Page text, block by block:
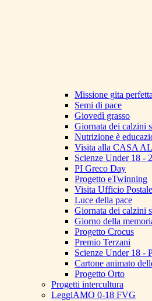
Missione gita perfetta
Semi di pace
Giovedì grasso
Giornata dei calzini
Nutrizione è
Visita alla CASA
Scienze Under 18 -
PI Greco Day
Progetto eTwinning
Visita Ufficio Postale
Luce della pace
Giornata dei calzini
Giorno della
Progetto Crocus
Premio Terzani
Scienze Under 18 -
Cartone animato
Progetto Orto
Progetti intercultura
LeggiAMO 0-18 FVG